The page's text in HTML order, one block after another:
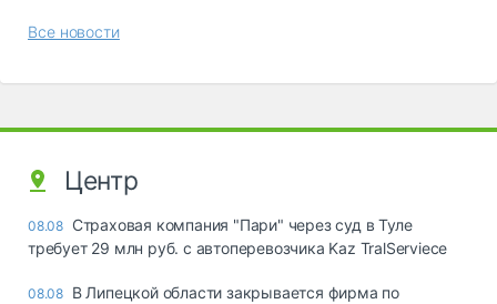
Все новости
Центр
08.08 Страховая компания "Пари" через суд в Туле
требует 29 млн руб. с автоперевозчика Kaz TralServiece
08.08 В Липецкой области закрывается фирма по